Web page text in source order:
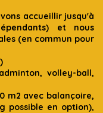
accueillir jusqu'à
et nous
(en commun pour
volley-ball,
m2 avec balançoire,
possible en option),